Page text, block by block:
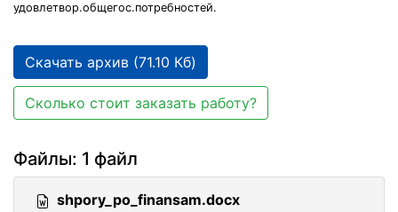
удовлетвор.общегос.потребностей.
Скачать архив (71.10 Кб)
Сколько стоит заказать работу?
Файлы: 1 файл
shpory_po_finansam.docx